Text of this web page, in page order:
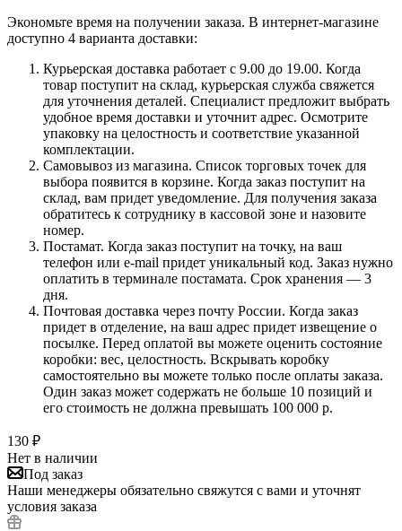
Экономьте время на получении заказа. В интернет-магазине
доступно 4 варианта доставки:
Курьерская доставка работает с 9.00 до 19.00. Когда
товар поступит на склад, курьерская служба свяжется
для уточнения деталей. Специалист предложит выбрать
удобное время доставки и уточнит адрес. Осмотрите
упаковку на целостность и соответствие указанной
комплектации.
Самовывоз из магазина. Список торговых точек для
выбора появится в корзине. Когда заказ поступит на
склад, вам придет уведомление. Для получения заказа
обратитесь к сотруднику в кассовой зоне и назовите
номер.
Постамат. Когда заказ поступит на точку, на ваш
телефон или e-mail придет уникальный код. Заказ нужно
оплатить в терминале постамата. Срок хранения — 3
дня.
Почтовая доставка через почту России. Когда заказ
придет в отделение, на ваш адрес придет извещение о
посылке. Перед оплатой вы можете оценить состояние
коробки: вес, целостность. Вскрывать коробку
самостоятельно вы можете только после оплаты заказа.
Один заказ может содержать не больше 10 позиций и
его стоимость не должна превышать 100 000 р.
130 ₽
Нет в наличии
Под заказ
Наши менеджеры обязательно свяжутся с вами и уточнят
условия заказа